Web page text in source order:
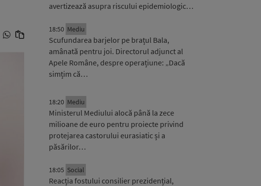
avertizează asupra riscului epidemiologic…
18:50 Mediu
Scufundarea barjelor pe brațul Bala,
amânată pentru joi. Directorul adjunct al
Apele Române, despre operațiune: „Dacă
simțim că…
18:20 Mediu
Ministerul Mediului alocă până la zece
milioane de euro pentru proiecte privind
protejarea castorului eurasiatic și a
păsărilor…
18:05 Social
Reacția fostului consilier prezidențial,